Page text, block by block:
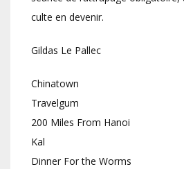
culte en devenir.
Gildas Le Pallec
Chinatown
Travelgum
200 Miles From Hanoi
Kal
Dinner For the Worms